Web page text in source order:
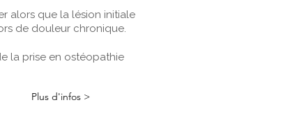
alors que la lésion initiale
de douleur chronique.
la prise en ostéopathie
Plus d'infos >